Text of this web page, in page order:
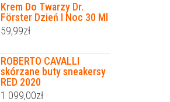
Krem Do Twarzy Dr.
Förster Dzień I Noc 30 Ml
59,99zł
ROBERTO CAVALLI
skórzane buty sneakersy
RED 2020
1 099,00zł